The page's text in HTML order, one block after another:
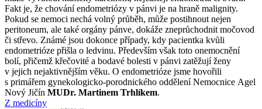
Fakt je, že chování endometriózy v pánvi je na hraně malignity.
Pokud se nemoci nechá volný průběh, může postihnout nejen
peritoneum, ale také orgány pánve, dokáže zneprůchodnit močovod
či střevo. Známé jsou dokonce případy, kdy pacientka kvůli
endometrióze přišla o ledvinu. Především však toto onemocnění
bolí, přičemž křečovité a bodavé bolesti v pánvi zatěžují ženy
v jejich nejaktivnějším věku. O endometrióze jsme hovořili
s primářem gynekologicko-porodnického oddělení Nemocnice Agel
Nový Jičín MUDr. Martinem Trhlíkem.
Z medicíny